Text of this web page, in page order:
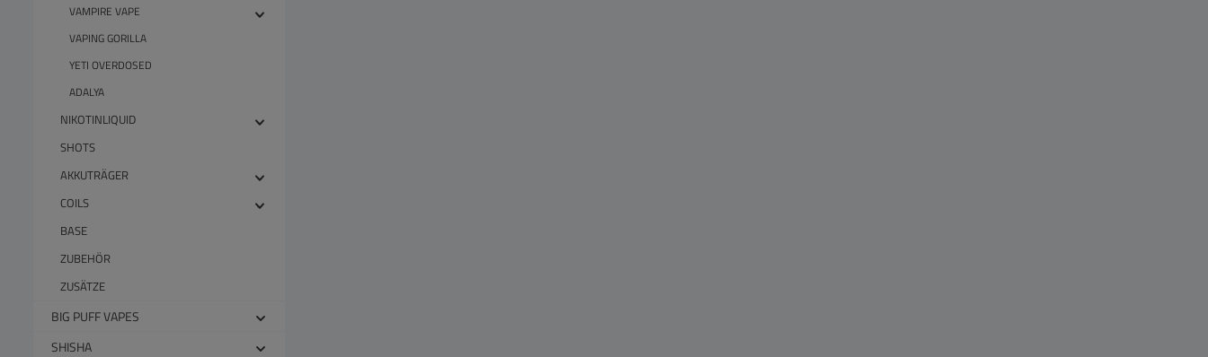
VAMPIRE VAPE
VAPING GORILLA
YETI OVERDOSED
ADALYA
NIKOTINLIQUID
SHOTS
AKKUTRÄGER
COILS
BASE
ZUBEHÖR
ZUSÄTZE
BIG PUFF VAPES
SHISHA